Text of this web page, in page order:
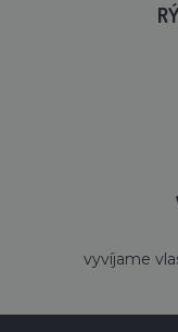
vyvíjame